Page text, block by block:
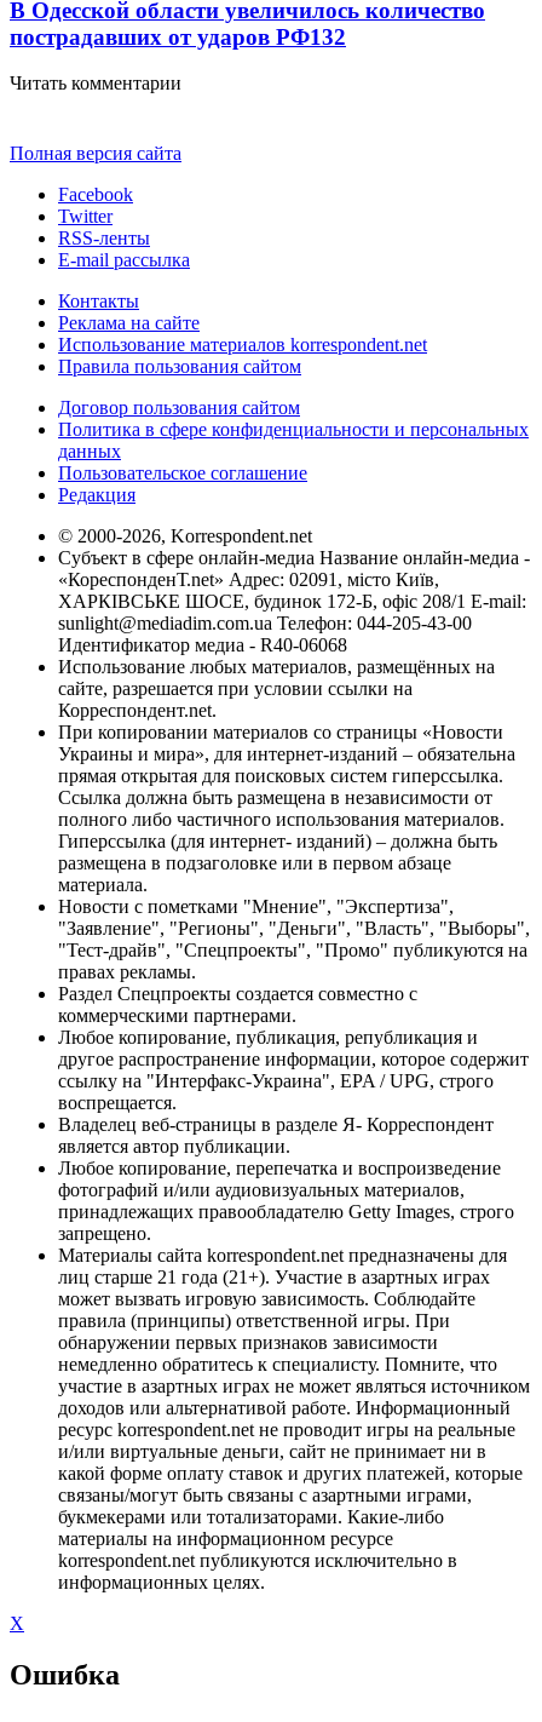
В Одесской области увеличилось количество
пострадавших от ударов РФ132
Читать комментарии
Полная версия сайта
Facebook
Twitter
RSS-ленты
E-mail рассылка
Контакты
Реклама на сайте
Использование материалов korrespondent.net
Правила пользования сайтом
Договор пользования сайтом
Политика в сфере конфиденциальности и персональных
данных
Пользовательское соглашение
Редакция
© 2000-2026, Korrespondent.net
Субъект в сфере онлайн-медиа Название онлайн-медиа -
«КореспонденТ.net» Адрес: 02091, місто Київ,
ХАРКІВСЬКЕ ШОСЕ, будинок 172-Б, офіс 208/1 E-mail:
sunlight@mediadim.com.ua Телефон: 044-205-43-00
Идентификатор медиа - R40-06068
Использование любых материалов, размещённых на
сайте, разрешается при условии ссылки на
Корреспондент.net.
При копировании материалов со страницы «Новости
Украины и мира», для интернет-изданий – обязательна
прямая открытая для поисковых систем гиперссылка.
Ссылка должна быть размещена в независимости от
полного либо частичного использования материалов.
Гиперссылка (для интернет- изданий) – должна быть
размещена в подзаголовке или в первом абзаце
материала.
Новости с пометками "Мнение", "Экспертиза",
"Заявление", "Регионы", "Деньги", "Власть", "Выборы",
"Тест-драйв", "Спецпроекты", "Промо" публикуются на
правах рекламы.
Раздел Спецпроекты создается совместно с
коммерческими партнерами.
Любое копирование, публикация, републикация и
другое распространение информации, которое содержит
ссылку на "Интерфакс-Украина", EPA / UPG, строго
воспрещается.
Владелец веб-страницы в разделе Я- Корреспондент
является автор публикации.
Любое копирование, перепечатка и воспроизведение
фотографий и/или аудиовизуальных материалов,
принадлежащих правообладателю Getty Images, строго
запрещено.
Материалы сайта korrespondent.net предназначены для
лиц старше 21 года (21+). Участие в азартных играх
может вызвать игровую зависимость. Соблюдайте
правила (принципы) ответственной игры. При
обнаружении первых признаков зависимости
немедленно обратитесь к специалисту. Помните, что
участие в азартных играх не может являться источником
доходов или альтернативой работе. Информационный
ресурс korrespondent.net не проводит игры на реальные
и/или виртуальные деньги, сайт не принимает ни в
какой форме оплату ставок и других платежей, которые
связаны/могут быть связаны с азартными играми,
букмекерами или тотализаторами. Какие-либо
материалы на информационном ресурсе
korrespondent.net публикуются исключительно в
информационных целях.
X
Ошибка